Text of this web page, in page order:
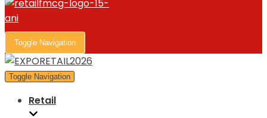
Toggle Navigation
Toggle Navigation
Retail